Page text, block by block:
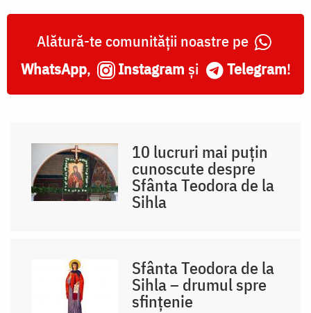
Alătură-te comunității noastre pe
WhatsApp, Instagram și Telegram!
10 lucruri mai puțin
cunoscute despre
Sfânta Teodora de la
Sihla
Sfânta Teodora de la
Sihla – drumul spre
sfințenie